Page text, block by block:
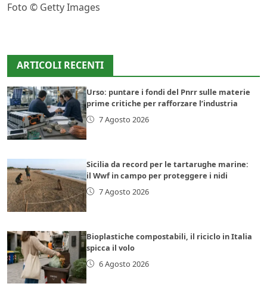
Foto © Getty Images
ARTICOLI RECENTI
Urso: puntare i fondi del Pnrr sulle materie
prime critiche per rafforzare l’industria
7 Agosto 2026
Sicilia da record per le tartarughe marine:
il Wwf in campo per proteggere i nidi
7 Agosto 2026
Bioplastiche compostabili, il riciclo in Italia
spicca il volo
6 Agosto 2026